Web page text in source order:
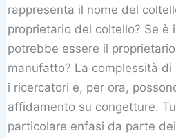
rappresenta il nome del
proprietario del coltello? Se è
potrebbe essere il
manufatto? La complessità
i ricercatori e, per ora,
affidamento su congetture.
particolare enfasi da parte